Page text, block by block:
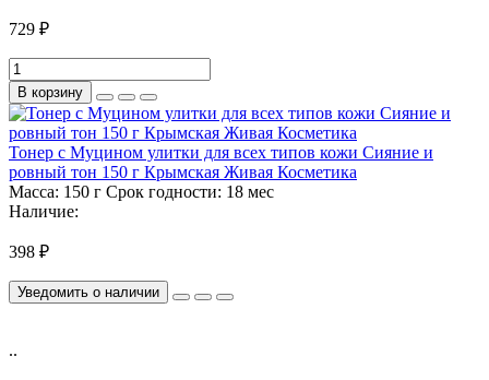
729 ₽
В корзину
Тонер с Муцином улитки для всех типов кожи Сияние и
ровный тон 150 г Крымская Живая Косметика
Масса: 150 г Срок годности: 18 мес
Наличие:
398 ₽
Уведомить о наличии
..